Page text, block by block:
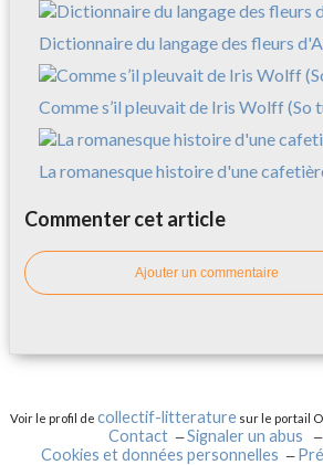
Dictionnaire du langage des fleurs
Comme s’il pleuvait de Iris Wolff (So
La romanesque histoire d'une
Commenter cet article
Ajouter un commentaire
Voir le profil de collectif-litterature sur le portail
Contact
Signaler un abus
Cookies et données personnelles